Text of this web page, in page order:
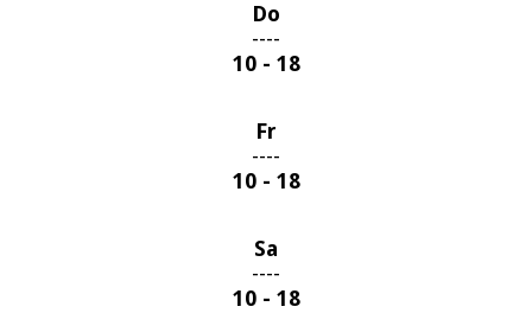
Do
----
10 - 18
Fr
----
10 - 18
Sa
----
10 - 18